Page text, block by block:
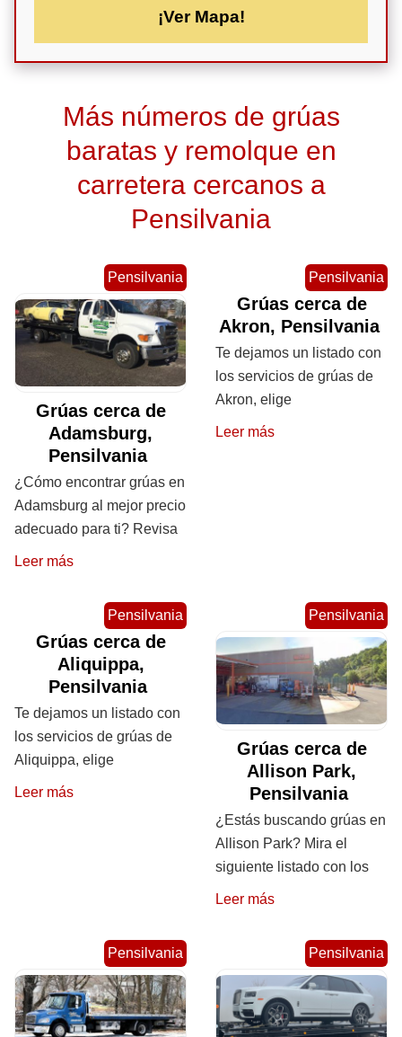
¡Ver Mapa!
Más números de grúas
baratas y remolque en
carretera cercanos a
Pensilvania
Pensilvania
Grúas cerca de
Adamsburg,
Pensilvania
¿Cómo encontrar grúas en
Adamsburg al mejor precio
adecuado para ti? Revisa
Leer más
Pensilvania
Grúas cerca de
Akron, Pensilvania
Te dejamos un listado con
los servicios de grúas de
Akron, elige
Leer más
Pensilvania
Grúas cerca de
Aliquippa,
Pensilvania
Te dejamos un listado con
los servicios de grúas de
Aliquippa, elige
Leer más
Pensilvania
Grúas cerca de
Allison Park,
Pensilvania
¿Estás buscando grúas en
Allison Park? Mira el
siguiente listado con los
Leer más
Pensilvania Pensilvania